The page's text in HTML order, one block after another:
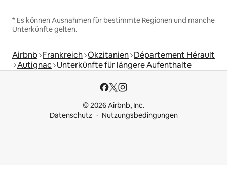
* Es können Ausnahmen für bestimmte Regionen und manche
Unterkünfte gelten.
Airbnb Frankreich Okzitanien Département Hérault
Autignac Unterkünfte für längere Aufenthalte
© 2026 Airbnb, Inc.
Datenschutz
Nutzungsbedingungen